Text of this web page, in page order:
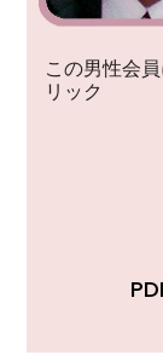
この男性会
リック